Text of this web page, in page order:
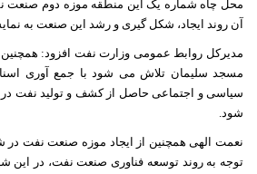
محل چاه شماره یک این منطقه موزه دوم صنعت
آن روند ایجاد، شکل گیری و رشد این صنعت به
مدیرکل روابط عمومی وزارت نفت افزود:
مسجد سلیمان تلاش می شود با جمع آوری
سیاسی و اجتماعی حاصل از کشف و تولید نفت در
شود.
نعمت الهی همچنین از ایجاد موزه صنعت نفت در
توجه به روند توسعه فناوری صنعت نفت، در